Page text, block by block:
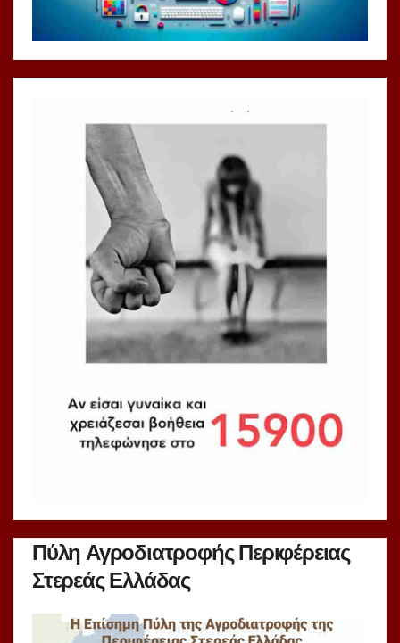
Πύλη Αγροδιατροφής Περιφέρειας
Στερεάς Ελλάδας